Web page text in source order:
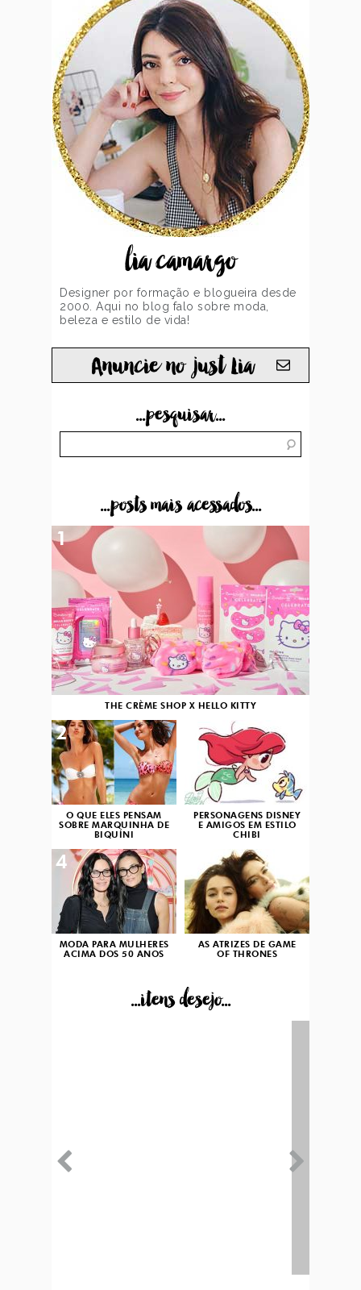
lia camargo
Designer por formação e blogueira desde
2000. Aqui no blog falo sobre moda,
beleza e estilo de vida!
Anuncie no just Lia
...pesquisar...
...posts mais acessados...
THE CRÈME SHOP X HELLO KITTY
1
O QUE ELES PENSAM
SOBRE MARQUINHA DE
BIQUÍNI
2
PERSONAGENS DISNEY
E AMIGOS EM ESTILO
CHIBI
3
MODA PARA MULHERES
ACIMA DOS 50 ANOS
4
AS ATRIZES DE GAME
OF THRONES
...itens desejo...